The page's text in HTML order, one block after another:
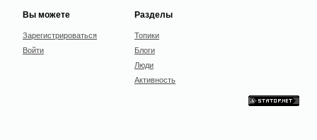
Вы можете
Зарегистрироваться
Войти
Разделы
Топики
Блоги
Люди
Активность